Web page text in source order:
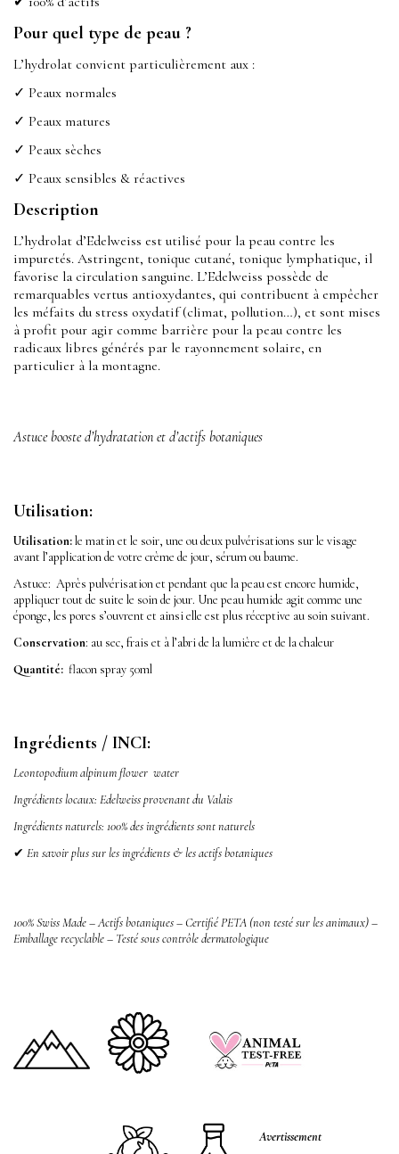
Pour quel type de peau ?
L’hydrolat convient particulièrement aux :
✓ Peaux normales
✓ Peaux matures
✓ Peaux sèches
✓ Peaux sensibles & réactives
Description
L’hydrolat d’Edelweiss est utilisé pour la peau contre les
impuretés. Astringent, tonique cutané, tonique lymphatique, il
favorise la circulation sanguine. L’Edelweiss possède de
remarquables vertus antioxydantes, qui contribuent à empêcher
les méfaits du stress oxydatif (climat, pollution…), et sont mises
à profit pour agir comme barrière pour la peau contre les
radicaux libres générés par le rayonnement solaire, en
particulier à la montagne.
Astuce booste d’hydratation et d’actifs botaniques
Utilisation:
Utilisation:le matin et le soir, une ou deux pulvérisations sur le visage
avant l’application de votre crème de jour, sérum ou baume.
Astuce: Après pulvérisation et pendant que la peau est encore humide,
appliquer tout de suite le soin de jour. Une peau humide agit comme une
éponge, les pores s’ouvrent et ainsi elle est plus réceptive au soin suivant.
Conservation: au sec, frais et à l’abri de la lumière et de la chaleur
Quantité: flacon spray 50ml
Ingrédients / INCI:
Leontopodium alpinum flower water
Ingrédients locaux: Edelweiss provenant du Valais
Ingrédients naturels: 100% des ingrédients sont naturels
✔ En savoir plus sur les ingrédients & les actifs botaniques
100% Swiss Made – Actifs botaniques –Certifié PETA (non testé sur les animaux) –
Emballage recyclable – Testé sous contrôle dermatologique
Avertissement